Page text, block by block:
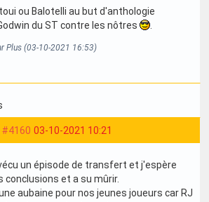
ou Balotelli au but d'anthologie
du ST contre les nôtres .
Plus (03-10-2021 16:53)
#4160 03-10-2021 10:21
un épisode de transfert et j'espère
conclusions et a su mûrir.
aubaine pour nos jeunes joueurs car RJ